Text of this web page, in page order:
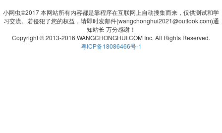
小网虫©2017 本网站所有内容都是靠程序在互联网上自动搜集而来，仅供测试和学
习交流。若侵犯了您的权益，请即时发邮件(wangchonghui2021@outlook.com)通
知站长 万分感谢！
Copyright © 2013-2016 WANGCHONGHUI.COM Inc. All Rights Reserved.
粤ICP备18086466号-1